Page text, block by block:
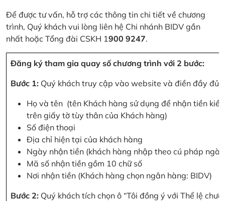
Để được tư vấn, hỗ trợ các thông tin chi tiết về chương
trình, Quý khách vui lòng liên hệ Chi nhánh BIDV gần
nhất hoặc Tổng đài CSKH 1900 9247.
Đăng ký tham gia quay số chương trình với 2 bước:
Bước 1: Quý khách truy cập vào website và điền đầy đủ
Họ và tên (tên Khách hàng sử dụng để nhận tiền
trên giấy tờ tùy thân của Khách hàng)
Số điện thoại
Địa chỉ hiện tại của khách hàng
Ngày nhận tiền (khách hàng nhập theo cú pháp
Mã số nhận tiền gồm 10 chữ số
Nơi nhận tiền (Khách hàng chọn ngân hàng: BIDV)
Bước 2: Quý khách tích chọn ô “Tôi đồng ý với Thể lệ